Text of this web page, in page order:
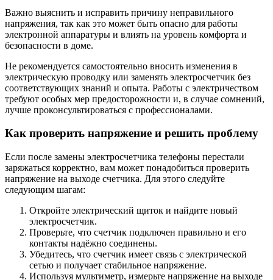
Важно выяснить и исправить причину неправильного
напряжения, так как это может быть опасно для работы
электронной аппаратуры и влиять на уровень комфорта и
безопасности в доме.
Не рекомендуется самостоятельно вносить изменения в
электрическую проводку или заменять электросчетчик без
соответствующих знаний и опыта. Работы с электричеством
требуют особых мер предосторожности и, в случае сомнений,
лучше проконсультироваться с профессионалами.
Как проверить напряжение и решить проблему
Если после замены электросчетчика телефоны перестали
заряжаться корректно, вам может понадобиться проверить
напряжение на выходе счетчика. Для этого следуйте
следующим шагам:
Откройте электрический щиток и найдите новый
электросчетчик.
Проверьте, что счетчик подключен правильно и его
контакты надёжно соединены.
Убедитесь, что счетчик имеет связь с электрической
сетью и получает стабильное напряжение.
Используя мультиметр, измерьте напряжение на выходе